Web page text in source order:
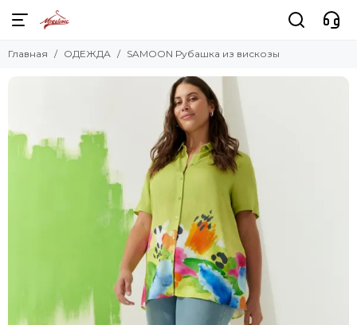
Главная ОДЕЖДА SAMOON Рубашка из вискозы